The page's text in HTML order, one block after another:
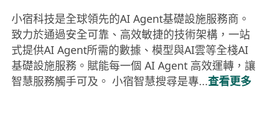
小宿科技是全球領先的AI Agent基礎設施服務商。
致力於通過安全可靠、高效敏捷的技術架構，一站
式提供AI Agent所需的數據、模型與AI雲等全棧AI
基礎設施服務。賦能每一個 AI Agent 高效運轉，讓
智慧服務觸手可及。 小宿智慧搜尋是專...查看更多